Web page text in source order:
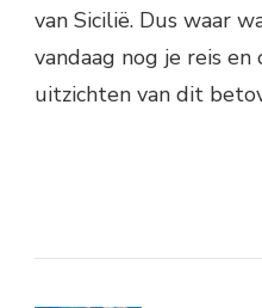
van Sicilië. Dus waar
vandaag nog je reis
uitzichten van dit